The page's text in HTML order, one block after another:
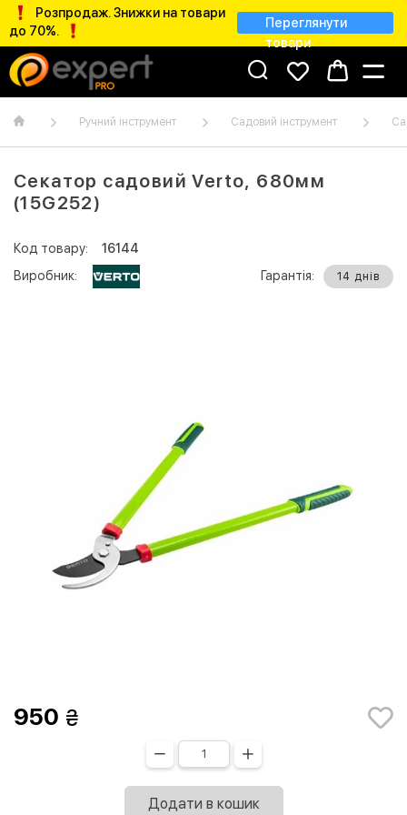
Розпродаж. Знижки на товари
до 70%.
Переглянути
товари
Ручний інструмент Садовий інструмент
Секатор садовий Verto, 680мм
(15G252)
Код товару:
16144
Виробник:
Гарантія: 14 днів
950
Додати в кошик